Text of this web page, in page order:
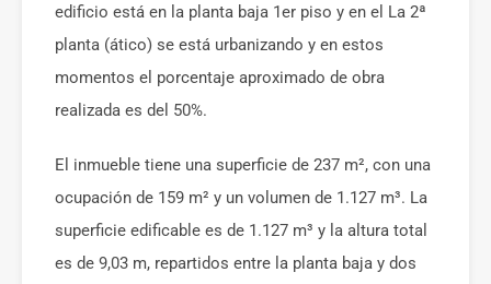
edificio está en la planta baja 1er piso y en el La 2ª
planta (ático) se está urbanizando y en estos
momentos el porcentaje aproximado de obra
realizada es del 50%.
El inmueble tiene una superficie de 237 m², con una
ocupación de 159 m² y un volumen de 1.127 m³. La
superficie edificable es de 1.127 m³ y la altura total
es de 9,03 m, repartidos entre la planta baja y dos